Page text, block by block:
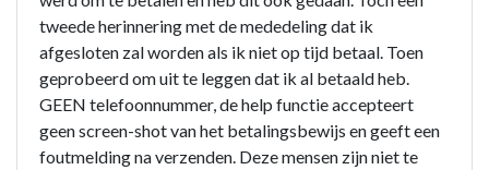
tweede herinnering met de mededeling dat ik
afgesloten zal worden als ik niet op tijd betaal. Toen
geprobeerd om uit te leggen dat ik al betaald heb.
GEEN telefoonnummer, de help functie accepteert
geen screen-shot van het betalingsbewijs en geeft een
foutmelding na verzenden. Deze mensen zijn niet te